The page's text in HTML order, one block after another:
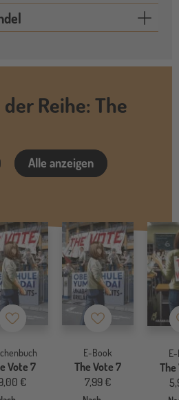
Reihe: The
Alle anzeigen
Merkzettel
Vote 7
€
Merkzettel
E-Book
The Vote 7
7,99 €
The